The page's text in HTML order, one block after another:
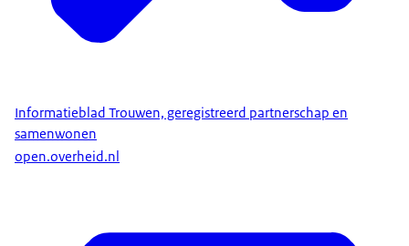
Informatieblad Trouwen, geregistreerd partnerschap en
samenwonen
open.overheid.nl